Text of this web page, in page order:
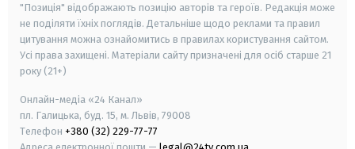
"Позиція" відображають позицію авторів та героїв. Редакція може
не поділяти їхніх поглядів. Детальніше щодо реклами та правил
цитування можна ознайомитись в правилах користування сайтом.
Усі права захищені. Матеріали сайту призначені для осіб старше 21
року (21+)
Онлайн-медіа «24 Канал»
пл. Галицька, буд. 15, м. Львів, 79008
Телефон +380 (32) 229-77-77